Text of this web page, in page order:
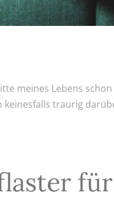
meines Lebens schon
keinesfalls traurig
für